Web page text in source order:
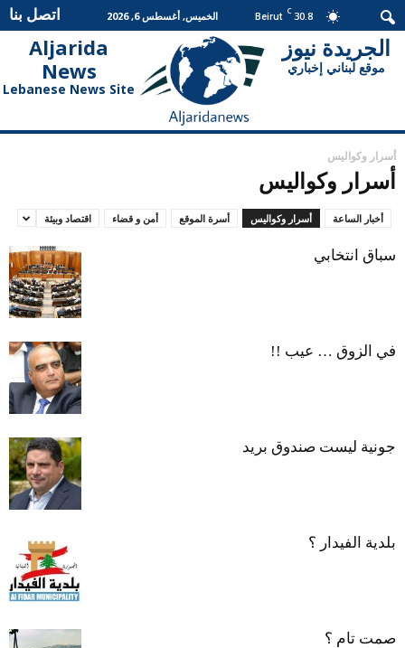
30.8
C
Beirut الخميس, أغسطس 6, 2026 اتصل بنا
Aljarida
News
Lebanese News Site
الجريدة
نيوز
الجريدة نيوز
موقع لبناني إخباري
أسرار وكواليس
أسرار وكواليس
أخبار الساعة أسرار وكواليس أسرة الموقع أمن و قضاء اقتصاد وبيئة
سباق انتخابي
في الزوق … عيب !!
جونية ليست صندوق بريد
بلدية الفيدار ؟
صمت تام ؟